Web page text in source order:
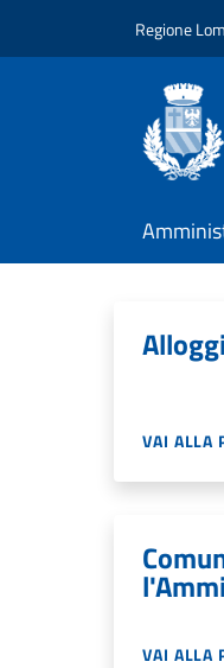
Regione
VAI ALLA
VAI ALLA